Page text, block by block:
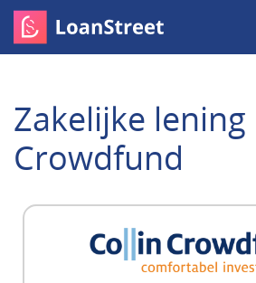
Zakelijke
Crowdfund